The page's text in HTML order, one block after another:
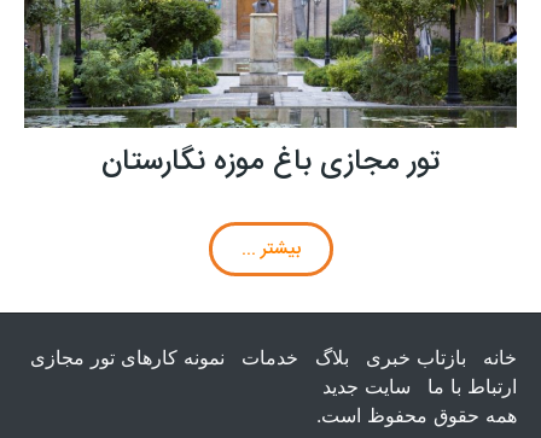
تور مجازی باغ موزه نگارستان
بیشتر ...
خانه بازتاب خبری بلاگ خدمات
نمونه کارهای تور مجازی
ارتباط با ما
سایت جدید
همه حقوق محفوظ است.